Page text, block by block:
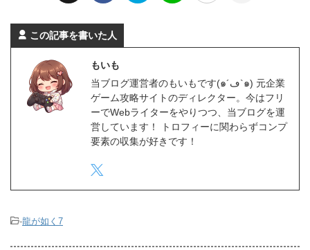
この記事を書いた人
もいも
当ブログ運営者のもいもです(๑´ڡ`๑) 元企業
ゲーム攻略サイトのディレクター。今はフリ
ーでWebライターをやりつつ、当ブログを運
営しています！ トロフィーに関わらずコンプ
要素の収集が好きです！
-龍が如く7